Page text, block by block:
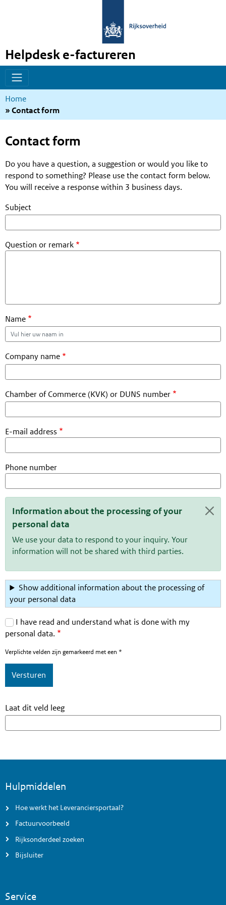
Helpdesk e-factureren
Overslaan
en
naar
de
inhoud
Overslaan
en
naar
de
hoofdnavigatie
Kruimelpad
Home
Contact form
Contact form
Do you have a question, a suggestion or would you like to
respond to something? Please use the contact form below.
You will receive a response within 3 business days.
Subject
Question or remark
Name
Company name
Chamber of Commerce (KVK) or DUNS number
E-mail address
Phone number
Statusbericht
Information about the processing of your
personal data
We use your data to respond to your inquiry. Your
information will not be shared with third parties.
Show additional information about the processing of
your personal data
I have read and understand what is done with my
personal data.
Verplichte velden zijn gemarkeerd met een *
Laat dit veld leeg
Hulpmiddelen
Hoe werkt het Leveranciersportaal?
Factuurvoorbeeld
Rijksonderdeel zoeken
Bijsluiter
Service